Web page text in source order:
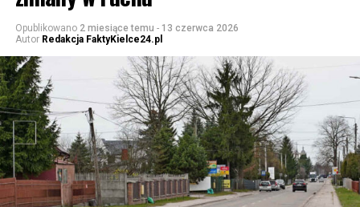
Opublikowano 2 miesiące temu - 13 czerwca 2026
Autor Redakcja FaktyKielce24.pl